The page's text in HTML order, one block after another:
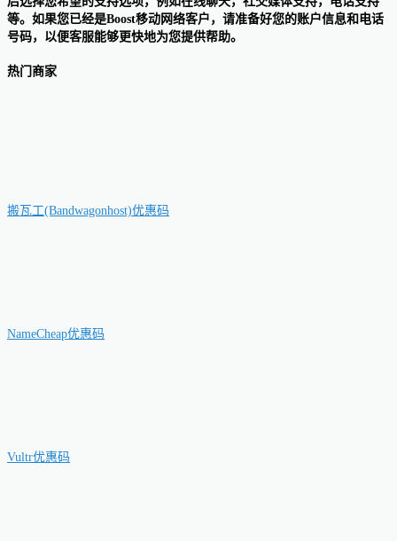
等。如果您已经是Boost移动网络客户，请准备好您的账户信息和电话
号码，以便客服能够更快地为您提供帮助。
热门商家
搬瓦工(Bandwagonhost)优惠码
NameCheap优惠码
Vultr优惠码